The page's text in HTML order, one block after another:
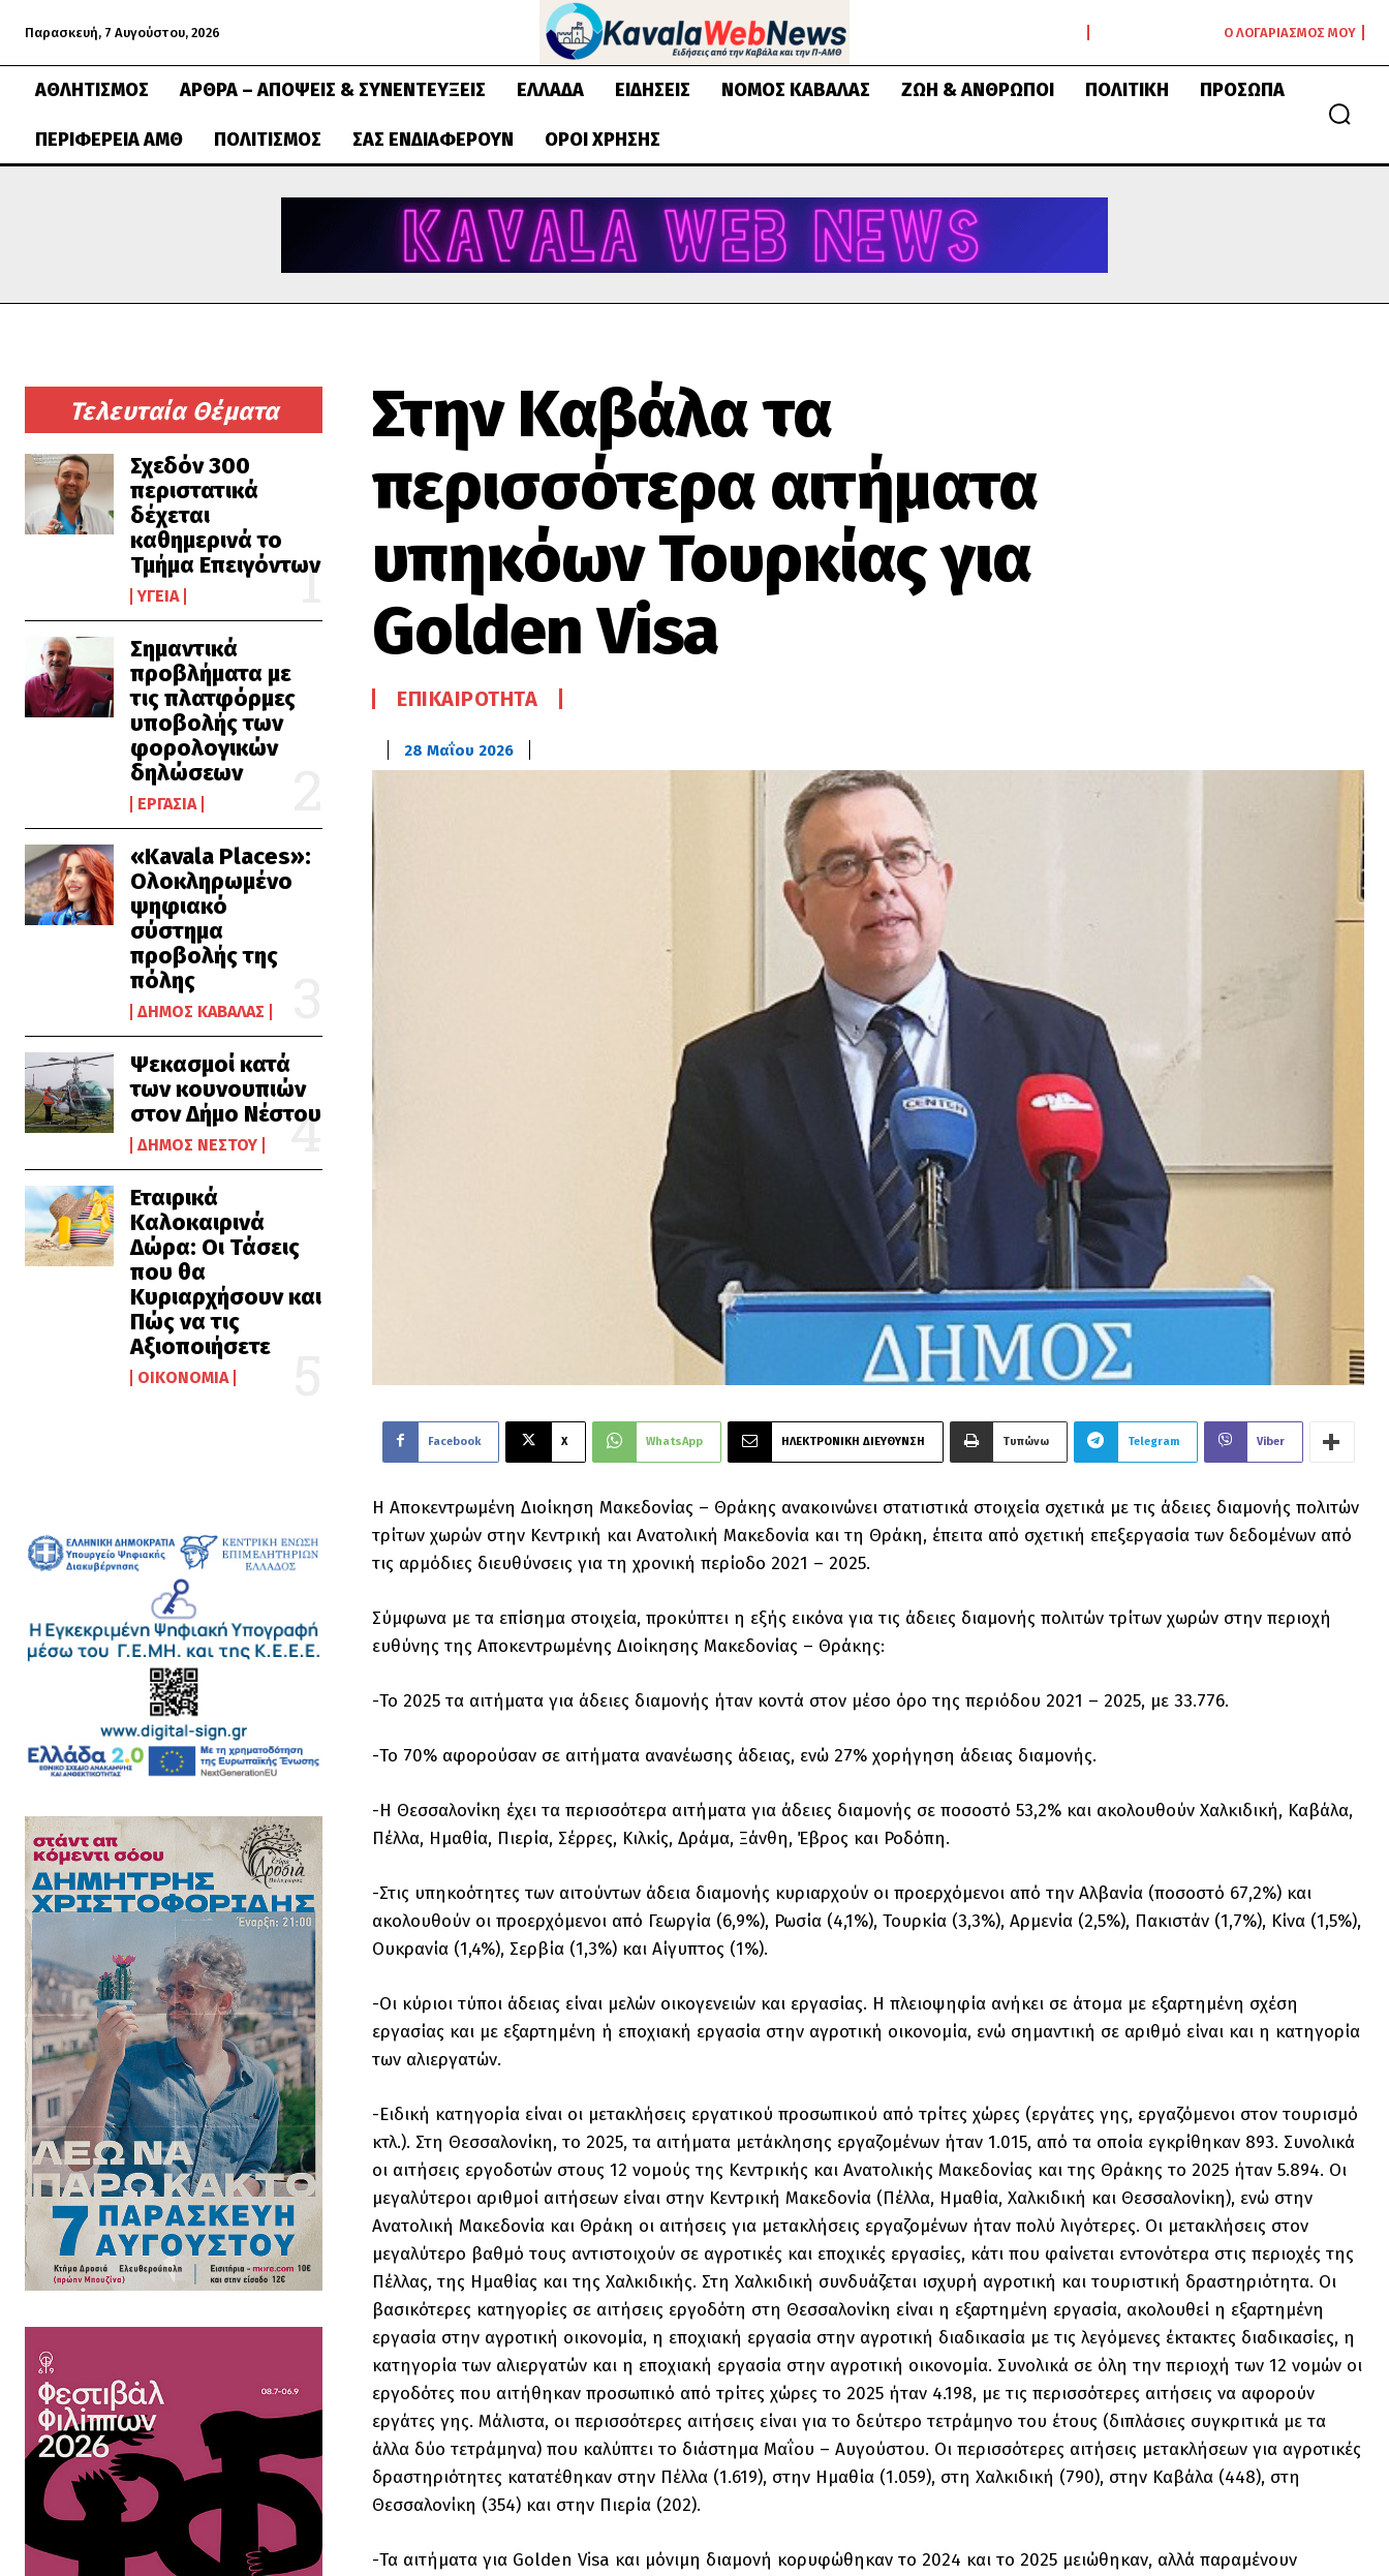
Παρασκευή, 7 Αυγούστου, 2026 Ο ΛΟΓΑΡΙΑΣΜΌΣ ΜΟΥ
ΑΘΛΗΤΙΣΜΌΣ ΆΡΘΡΑ – ΑΠΌΨΕΙΣ & ΣΥΝΕΝΤΕΎΞΕΙΣ ΕΛΛΆΔΑ ΕΙΔΉΣΕΙΣ ΝΟΜΌΣ ΚΑΒΆΛΑΣ ΖΩΉ & ΆΝΘΡΩΠΟΙ ΠΟΛΙΤΙΚΉ ΠΡΌΣΩΠΑ
ΠΕΡΙΦΈΡΕΙΑ ΑΜΘ ΠΟΛΙΤΙΣΜΌΣ ΣΑΣ ΕΝΔΙΑΦΈΡΟΥΝ ΌΡΟΙ ΧΡΉΣΗΣ
Τελευταία Θέματα
Σχεδόν 300
περιστατικά
δέχεται
καθημερινά το
Τμήμα Επειγόντων
ΥΓΕΊΑ
Σημαντικά
προβλήματα με
τις πλατφόρμες
υποβολής των
φορολογικών
δηλώσεων
ΕΡΓΑΣΊΑ
«Kavala Places»:
Ολοκληρωμένο
ψηφιακό
σύστημα
προβολής της
πόλης
ΔΉΜΟΣ ΚΑΒΆΛΑΣ
Ψεκασμοί κατά
των κουνουπιών
στον Δήμο Νέστου
ΔΉΜΟΣ ΝΈΣΤΟΥ
Εταιρικά
Καλοκαιρινά
Δώρα: Οι Τάσεις
που θα
Κυριαρχήσουν και
Πώς να τις
Αξιοποιήσετε
ΟΙΚΟΝΟΜΊΑ
Στην Καβάλα τα
περισσότερα αιτήματα
υπηκόων Τουρκίας για
Golden Visa
ΕΠΙΚΑΙΡΌΤΗΤΑ
28 Μαΐου 2026
Facebook X WhatsApp ΗΛΕΚΤΡΟΝΙΚΗ ΔΙΕΥΘΥΝΣΗ Τυπώνω Telegram Viber
Η Αποκεντρωμένη Διοίκηση Μακεδονίας – Θράκης ανακοινώνει στατιστικά στοιχεία σχετικά με τις άδειες διαμονής πολιτών
τρίτων χωρών στην Κεντρική και Ανατολική Μακεδονία και τη Θράκη, έπειτα από σχετική επεξεργασία των δεδομένων από
τις αρμόδιες διευθύνσεις για τη χρονική περίοδο 2021 – 2025.
Σύμφωνα με τα επίσημα στοιχεία, προκύπτει η εξής εικόνα για τις άδειες διαμονής πολιτών τρίτων χωρών στην περιοχή
ευθύνης της Αποκεντρωμένης Διοίκησης Μακεδονίας – Θράκης:
-Το 2025 τα αιτήματα για άδειες διαμονής ήταν κοντά στον μέσο όρο της περιόδου 2021 – 2025, με 33.776.
-Το 70% αφορούσαν σε αιτήματα ανανέωσης άδειας, ενώ 27% χορήγηση άδειας διαμονής.
-Η Θεσσαλονίκη έχει τα περισσότερα αιτήματα για άδειες διαμονής σε ποσοστό 53,2% και ακολουθούν Χαλκιδική, Καβάλα,
Πέλλα, Ημαθία, Πιερία, Σέρρες, Κιλκίς, Δράμα, Ξάνθη, Έβρος και Ροδόπη.
-Στις υπηκοότητες των αιτούντων άδεια διαμονής κυριαρχούν οι προερχόμενοι από την Αλβανία (ποσοστό 67,2%) και
ακολουθούν οι προερχόμενοι από Γεωργία (6,9%), Ρωσία (4,1%), Τουρκία (3,3%), Αρμενία (2,5%), Πακιστάν (1,7%), Κίνα (1,5%),
Ουκρανία (1,4%), Σερβία (1,3%) και Αίγυπτος (1%).
-Οι κύριοι τύποι άδειας είναι μελών οικογενειών και εργασίας. Η πλειοψηφία ανήκει σε άτομα με εξαρτημένη σχέση
εργασίας και με εξαρτημένη ή εποχιακή εργασία στην αγροτική οικονομία, ενώ σημαντική σε αριθμό είναι και η κατηγορία
των αλιεργατών.
-Ειδική κατηγορία είναι οι μετακλήσεις εργατικού προσωπικού από τρίτες χώρες (εργάτες γης, εργαζόμενοι στον τουρισμό
κτλ.). Στη Θεσσαλονίκη, το 2025, τα αιτήματα μετάκλησης εργαζομένων ήταν 1.015, από τα οποία εγκρίθηκαν 893. Συνολικά
οι αιτήσεις εργοδοτών στους 12 νομούς της Κεντρικής και Ανατολικής Μακεδονίας και της Θράκης το 2025 ήταν 5.894. Οι
μεγαλύτεροι αριθμοί αιτήσεων είναι στην Κεντρική Μακεδονία (Πέλλα, Ημαθία, Χαλκιδική και Θεσσαλονίκη), ενώ στην
Ανατολική Μακεδονία και Θράκη οι αιτήσεις για μετακλήσεις εργαζομένων ήταν πολύ λιγότερες. Οι μετακλήσεις στον
μεγαλύτερο βαθμό τους αντιστοιχούν σε αγροτικές και εποχικές εργασίες, κάτι που φαίνεται εντονότερα στις περιοχές της
Πέλλας, της Ημαθίας και της Χαλκιδικής. Στη Χαλκιδική συνδυάζεται ισχυρή αγροτική και τουριστική δραστηριότητα. Οι
βασικότερες κατηγορίες σε αιτήσεις εργοδότη στη Θεσσαλονίκη είναι η εξαρτημένη εργασία, ακολουθεί η εξαρτημένη
εργασία στην αγροτική οικονομία, η εποχιακή εργασία στην αγροτική διαδικασία με τις λεγόμενες έκτακτες διαδικασίες, η
κατηγορία των αλιεργατών και η εποχιακή εργασία στην αγροτική οικονομία. Συνολικά σε όλη την περιοχή των 12 νομών οι
εργοδότες που αιτήθηκαν προσωπικό από τρίτες χώρες το 2025 ήταν 4.198, με τις περισσότερες αιτήσεις να αφορούν
εργάτες γης. Μάλιστα, οι περισσότερες αιτήσεις είναι για το δεύτερο τετράμηνο του έτους (διπλάσιες συγκριτικά με τα
άλλα δύο τετράμηνα) που καλύπτει το διάστημα Μαΐου – Αυγούστου. Οι περισσότερες αιτήσεις μετακλήσεων για αγροτικές
δραστηριότητες κατατέθηκαν στην Πέλλα (1.619), στην Ημαθία (1.059), στη Χαλκιδική (790), στην Καβάλα (448), στη
Θεσσαλονίκη (354) και στην Πιερία (202).
-Τα αιτήματα για Golden Visa και μόνιμη διαμονή κορυφώθηκαν το 2024 και το 2025 μειώθηκαν, αλλά παραμένουν